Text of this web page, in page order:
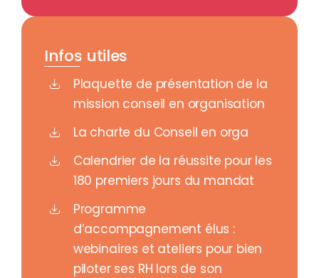
Infos utiles
Plaquette de présentation de la
mission conseil en organisation
La charte du Conseil en orga
Calendrier de la réussite pour les
180 premiers jours du mandat
Programme
d’accompagnement élus :
webinaires et ateliers pour bien
piloter ses RH lors de son